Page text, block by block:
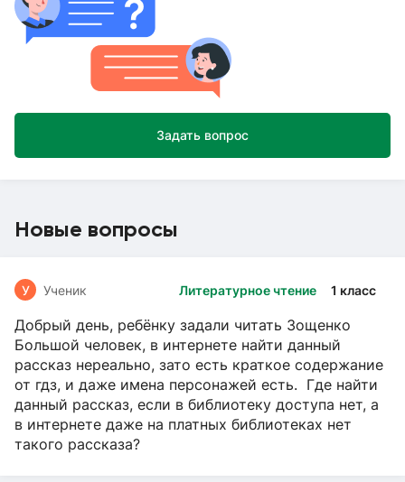
Задать вопрос
Новые вопросы
Литературное чтение 1 класс
У Ученик
Добрый день, ребёнку задали читать Зощенко
Большой человек, в интернете найти данный
рассказ нереально, зато есть краткое содержание
от гдз, и даже имена персонажей есть. Где найти
данный рассказ, если в библиотеку доступа нет, а
в интернете даже на платных библиотеках нет
такого рассказа?